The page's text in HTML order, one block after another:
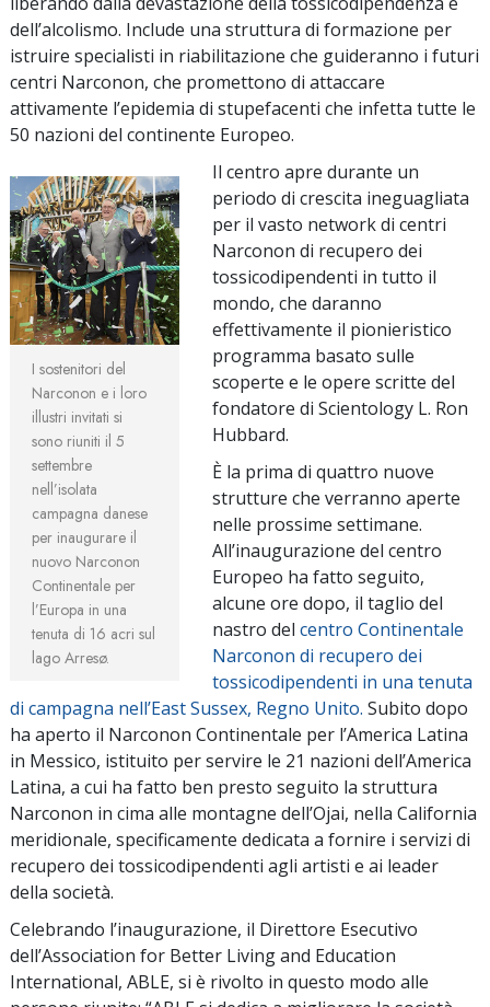
dell’alcolismo. Include una struttura di formazione per
istruire specialisti in riabilitazione che guideranno i futuri
centri Narconon, che promettono di attaccare
attivamente l’epidemia di stupefacenti che infetta tutte le
50 nazioni del continente Europeo.
I sostenitori del
Narconon e i loro
illustri invitati si
sono riuniti il 5
settembre
nell’isolata
campagna danese
per inaugurare il
nuovo Narconon
Continentale per
l’Europa in una
tenuta di 16 acri sul
lago Arresø.
Il centro apre durante un
periodo di crescita ineguagliata
per il vasto network di centri
Narconon di recupero dei
tossicodipendenti in tutto il
mondo, che daranno
effettivamente il pionieristico
programma basato sulle
scoperte e le opere scritte del
fondatore di Scientology L. Ron
Hubbard.
È la prima di quattro nuove
strutture che verranno aperte
nelle prossime settimane.
All’inaugurazione del centro
Europeo ha fatto seguito,
alcune ore dopo, il taglio del
nastro del centro Continentale
Narconon di recupero dei
tossicodipendenti in una tenuta
di campagna nell’East Sussex, Regno Unito. Subito dopo
ha aperto il Narconon Continentale per l’America Latina
in Messico, istituito per servire le 21 nazioni dell’America
Latina, a cui ha fatto ben presto seguito la struttura
Narconon in cima alle montagne dell’Ojai, nella California
meridionale, specificamente dedicata a fornire i servizi di
recupero dei tossicodipendenti agli artisti e ai leader
della società.
Celebrando l’inaugurazione, il Direttore Esecutivo
dell’Association for Better Living and Education
International, ABLE, si è rivolto in questo modo alle